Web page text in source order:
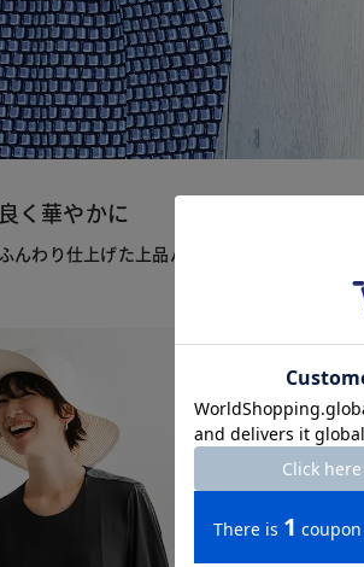
く華やかに
わり仕上げた上品パフスリーブ。背中の涙開